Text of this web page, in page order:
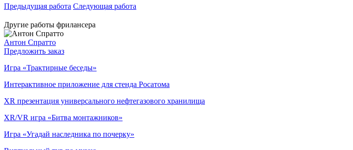
Предыдущая работа Следующая работа
Другие работы фрилансера
Антон Спратто
Предложить заказ
Игра «Трактирные беседы»
Интерактивное приложение для стенда Росатома
XR презентация универсального нефтегазового хранилища
XR/VR игра «Битва монтажников»
Игра «Угадай наследника по почерку»